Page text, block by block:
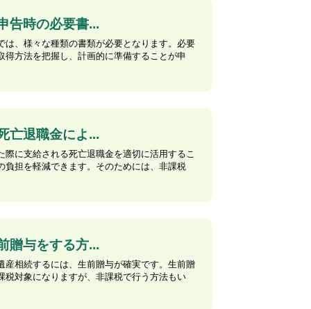
告時の必要書...
は、様々な種類の書類が必要となります。必要
得方法を把握し、計画的に準備することが申
亡退職金によ...
際に支給される死亡退職金を適切に活用するこ
負担を軽減できます。そのためには、非課税
贈与をする方...
産相続するには、生前贈与が確実です。生前贈
税対象になりますが、非課税で行う方法もい